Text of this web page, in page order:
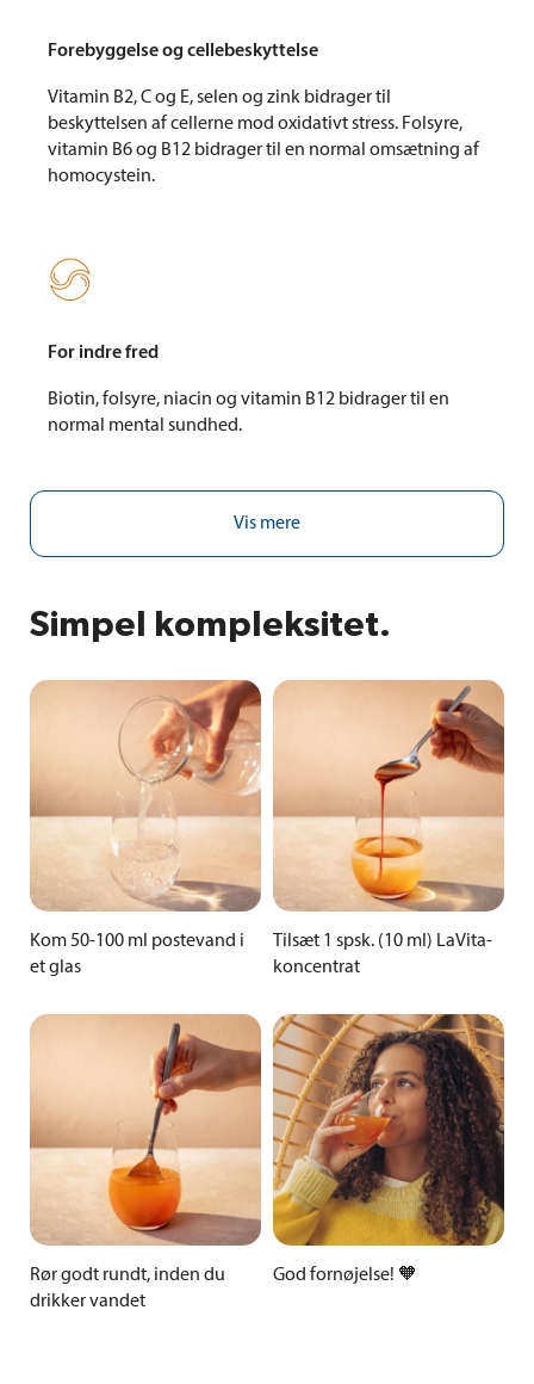
Forebyggelse og cellebeskyttelse
Vitamin B2, C og E, selen og zink bidrager til
beskyttelsen af cellerne mod oxidativt stress. Folsyre,
vitamin B6 og B12 bidrager til en normal omsætning af
homocystein.

For indre fred
Biotin, folsyre, niacin og vitamin B12 bidrager til en
normal mental sundhed.
Vis mere
Simpel kompleksitet.
Kom 50-100 ml postevand i
et glas
Tilsæt 1 spsk. (10 ml) LaVita-
koncentrat
Rør godt rundt, inden du
drikker vandet
God fornøjelse! 🧡